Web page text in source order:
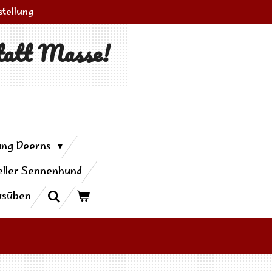
Masse!
Deerns
Sennenhund